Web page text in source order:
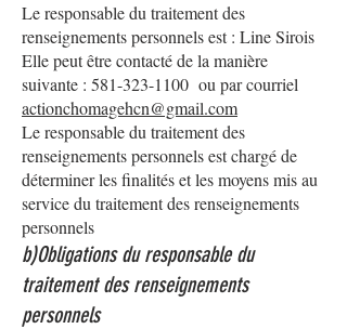
Le responsable du traitement des
renseignements personnels est : Line Sirois
Elle peut être contacté de la manière
suivante : 581-323-1100 ou par courriel
actionchomagehcn@gmail.com
Le responsable du traitement des
renseignements personnels est chargé de
déterminer les finalités et les moyens mis au
service du traitement des renseignements
personnels
b)Obligations du responsable du
traitement des renseignements
personnels